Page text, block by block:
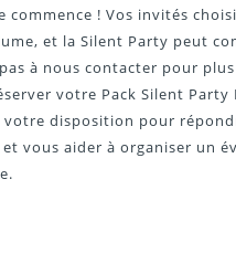
commence ! Vos invités
et la Silent Party peut
à nous contacter pour
votre Pack Silent Party
votre disposition pour
vous aider à organiser un